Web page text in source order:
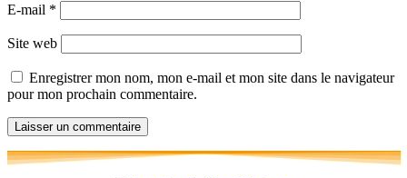
E-mail *
Site web
Enregistrer mon nom, mon e-mail et mon site dans le navigateur
pour mon prochain commentaire.